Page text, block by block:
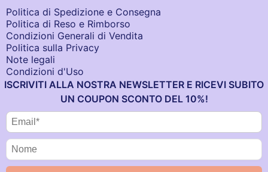
Politica di Spedizione e Consegna
Politica di Reso e Rimborso
Condizioni Generali di Vendita
Politica sulla Privacy
Note legali
Condizioni d'Uso
ISCRIVITI ALLA NOSTRA NEWSLETTER E RICEVI SUBITO
UN COUPON SCONTO DEL 10%!